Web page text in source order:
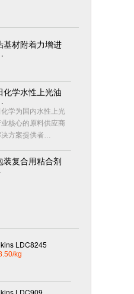
基材附着力增进
化学水性上光油
化学为国内水性上光
核心的原料供应商
决方案提供者…
装复合用粘合剂
LDC8245
kg
LDC909